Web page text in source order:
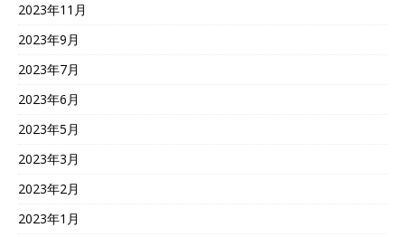
2023年11月
2023年9月
2023年7月
2023年6月
2023年5月
2023年3月
2023年2月
2023年1月